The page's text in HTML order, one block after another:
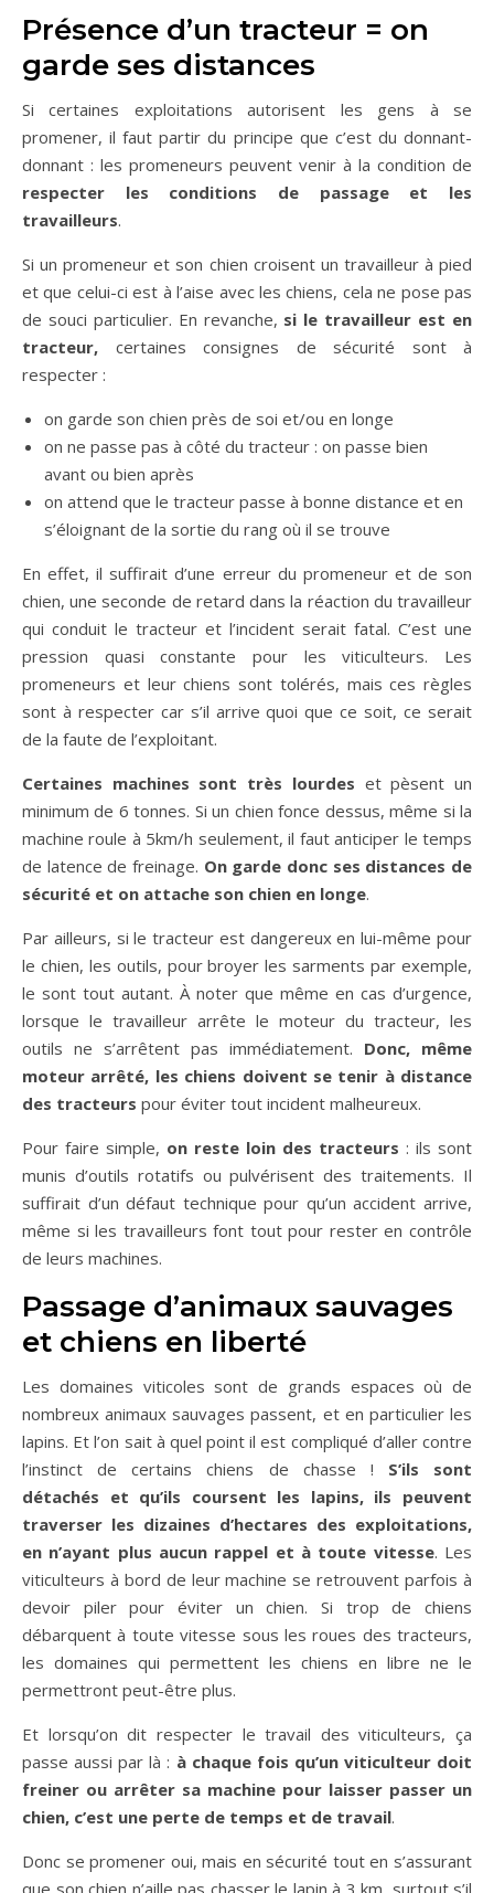
Présence d’un tracteur = on
garde ses distances
Si certaines exploitations autorisent les gens à se
promener, il faut partir du principe que c’est du donnant-
donnant : les promeneurs peuvent venir à la condition de
respecter les conditions de passage et les
travailleurs.
Si un promeneur et son chien croisent un travailleur à pied
et que celui-ci est à l’aise avec les chiens, cela ne pose pas
de souci particulier. En revanche, si le travailleur est en
tracteur, certaines consignes de sécurité sont à
respecter :
on garde son chien près de soi et/ou en longe
on ne passe pas à côté du tracteur : on passe bien
avant ou bien après
on attend que le tracteur passe à bonne distance et en
s’éloignant de la sortie du rang où il se trouve
En effet, il suffirait d’une erreur du promeneur et de son
chien, une seconde de retard dans la réaction du travailleur
qui conduit le tracteur et l’incident serait fatal. C’est une
pression quasi constante pour les viticulteurs. Les
promeneurs et leur chiens sont tolérés, mais ces règles
sont à respecter car s’il arrive quoi que ce soit, ce serait
de la faute de l’exploitant.
Certaines machines sont très lourdes et pèsent un
minimum de 6 tonnes. Si un chien fonce dessus, même si la
machine roule à 5km/h seulement, il faut anticiper le temps
de latence de freinage. On garde donc ses distances de
sécurité et on attache son chien en longe.
Par ailleurs, si le tracteur est dangereux en lui-même pour
le chien, les outils, pour broyer les sarments par exemple,
le sont tout autant. À noter que même en cas d’urgence,
lorsque le travailleur arrête le moteur du tracteur, les
outils ne s’arrêtent pas immédiatement. Donc, même
moteur arrêté, les chiens doivent se tenir à distance
des tracteurs pour éviter tout incident malheureux.
Pour faire simple, on reste loin des tracteurs : ils sont
munis d’outils rotatifs ou pulvérisent des traitements. Il
suffirait d’un défaut technique pour qu’un accident arrive,
même si les travailleurs font tout pour rester en contrôle
de leurs machines.
Passage d’animaux sauvages
et chiens en liberté
Les domaines viticoles sont de grands espaces où de
nombreux animaux sauvages passent, et en particulier les
lapins. Et l’on sait à quel point il est compliqué d’aller contre
l’instinct de certains chiens de chasse ! S’ils sont
détachés et qu’ils coursent les lapins, ils peuvent
traverser les dizaines d’hectares des exploitations,
en n’ayant plus aucun rappel et à toute vitesse. Les
viticulteurs à bord de leur machine se retrouvent parfois à
devoir piler pour éviter un chien. Si trop de chiens
débarquent à toute vitesse sous les roues des tracteurs,
les domaines qui permettent les chiens en libre ne le
permettront peut-être plus.
Et lorsqu’on dit respecter le travail des viticulteurs, ça
passe aussi par là : à chaque fois qu’un viticulteur doit
freiner ou arrêter sa machine pour laisser passer un
chien, c’est une perte de temps et de travail.
Donc se promener oui, mais en sécurité tout en s’assurant
que son chien n’aille pas chasser le lapin à 3 km, surtout s’il